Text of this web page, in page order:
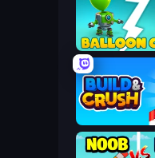
Balloon Clash
Build and Crush